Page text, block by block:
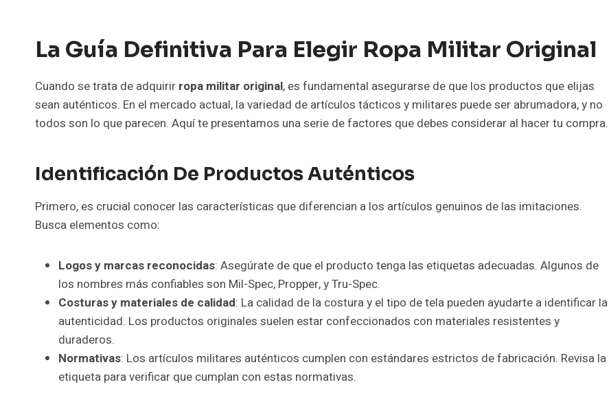
La Guía Definitiva Para Elegir Ropa Militar Original
Cuando se trata de adquirir ropa militar original, es fundamental asegurarse de que los productos que elijas
sean auténticos. En el mercado actual, la variedad de artículos tácticos y militares puede ser abrumadora, y no
todos son lo que parecen. Aquí te presentamos una serie de factores que debes considerar al hacer tu compra.
Identificación De Productos Auténticos
Primero, es crucial conocer las características que diferencian a los artículos genuinos de las imitaciones.
Busca elementos como:
Logos y marcas reconocidas: Asegúrate de que el producto tenga las etiquetas adecuadas. Algunos de
los nombres más confiables son Mil-Spec, Propper, y Tru-Spec.
Costuras y materiales de calidad: La calidad de la costura y el tipo de tela pueden ayudarte a identificar la
autenticidad. Los productos originales suelen estar confeccionados con materiales resistentes y
duraderos.
Normativas: Los artículos militares auténticos cumplen con estándares estrictos de fabricación. Revisa la
etiqueta para verificar que cumplan con estas normativas.